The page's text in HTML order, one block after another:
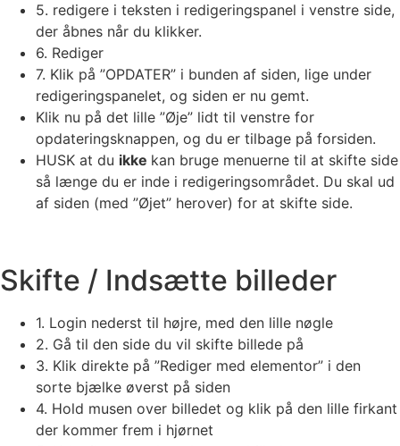
5. redigere i teksten i redigeringspanel i venstre side,
der åbnes når du klikker.
6. Rediger
7. Klik på ”OPDATER” i bunden af siden, lige under
redigeringspanelet, og siden er nu gemt.
Klik nu på det lille ”Øje” lidt til venstre for
opdateringsknappen, og du er tilbage på forsiden.
HUSK at du ikke kan bruge menuerne til at skifte side
så længe du er inde i redigeringsområdet. Du skal ud
af siden (med ”Øjet” herover) for at skifte side.
Skifte / Indsætte billeder
1. Login nederst til højre, med den lille nøgle
2. Gå til den side du vil skifte billede på
3. Klik direkte på ”Rediger med elementor” i den
sorte bjælke øverst på siden
4. Hold musen over billedet og klik på den lille firkant
der kommer frem i hjørnet